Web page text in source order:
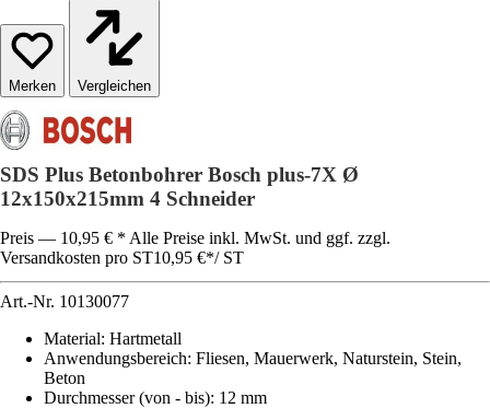
Vergleichen
SDS Plus Betonbohrer Bosch plus-7X Ø
12x150x215mm 4 Schneider
Preis — 10,95 € * Alle Preise inkl. MwSt. und ggf. zzgl.
Versandkosten pro ST10,95 €*/ ST
Art.-Nr. 10130077
Material: Hartmetall
Anwendungsbereich: Fliesen, Mauerwerk, Naturstein, Stein,
Beton
Durchmesser (von - bis): 12 mm